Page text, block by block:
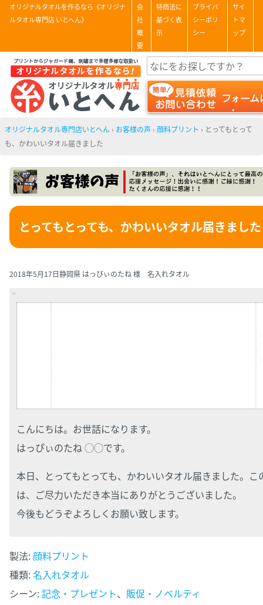
オリジナルタオルを作るなら《オリジナ
ルタオル専門店 いとへん》
会
社
概
要
特商法に
基づく表
示
プライバ
シーポリ
シー
サイ
トマ
ップ
オリジナルタオル専門店いとへん › お客様の声 › 顔料プリント › とってもとって
も、かわいいタオル届きました
とってもとっても、かわいいタオル届きました
2018年5月17日静岡県 はっぴぃのたね 様 名入れタオル
こんにちは。お世話になります。
はっぴぃのたね ◯◯です。
本日、とってもとっても、かわいいタオル届きました。こ
は、ご尽力いただき本当にありがとうございました。
今後もどうぞよろしくお願い致します。
製法: 顔料プリント
種類:名入れタオル
シーン:記念・プレゼント、 販促・ノベルティ